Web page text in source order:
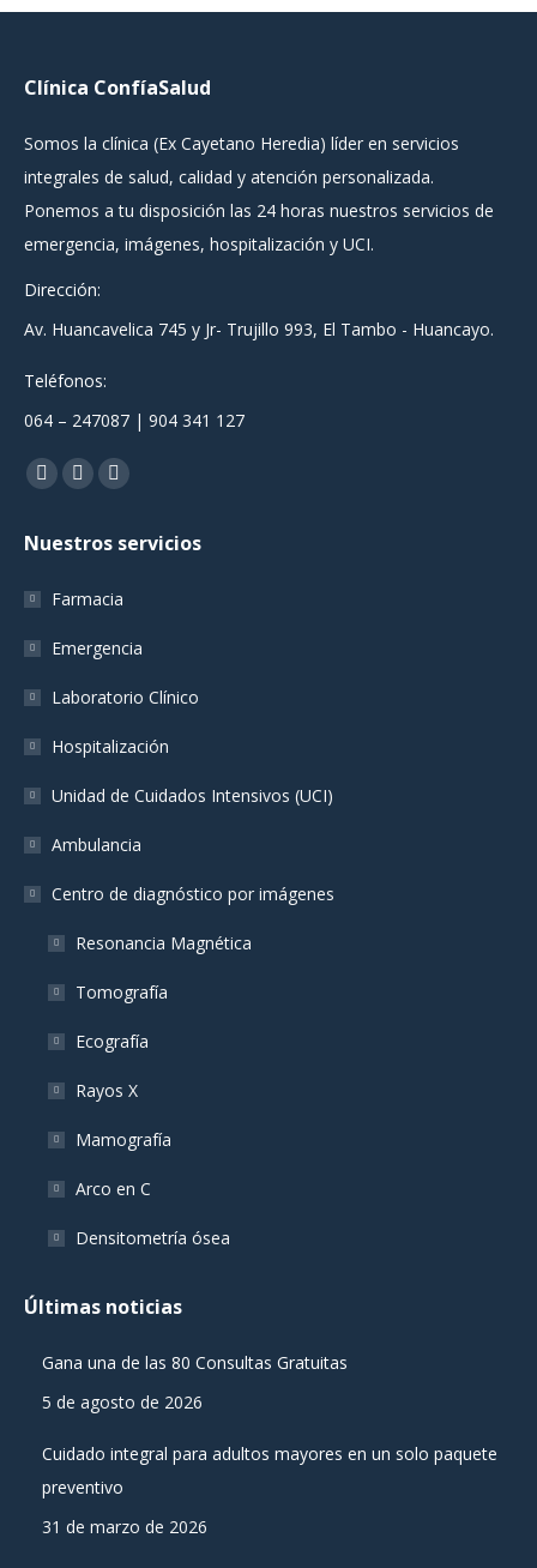
Clínica ConfíaSalud
Somos la clínica (Ex Cayetano Heredia) líder en servicios
integrales de salud, calidad y atención personalizada.
Ponemos a tu disposición las 24 horas nuestros servicios de
emergencia, imágenes, hospitalización y UCI.
Dirección:
Av. Huancavelica 745 y Jr- Trujillo 993, El Tambo - Huancayo.
Teléfonos:
064 – 247087 | 904 341 127
Encuéntranos en:
Facebook
opens
new
window
YouTube
opens
new
window
Instagram
opens
new
window
Nuestros servicios
Farmacia
Emergencia
Laboratorio Clínico
Hospitalización
Unidad de Cuidados Intensivos (UCI)
Ambulancia
Centro de diagnóstico por imágenes
Resonancia Magnética
Tomografía
Ecografía
Rayos X
Mamografía
Arco en C
Densitometría ósea
Últimas noticias
Gana una de las 80 Consultas Gratuitas
5 de agosto de 2026
Cuidado integral para adultos mayores en un solo paquete
preventivo
31 de marzo de 2026